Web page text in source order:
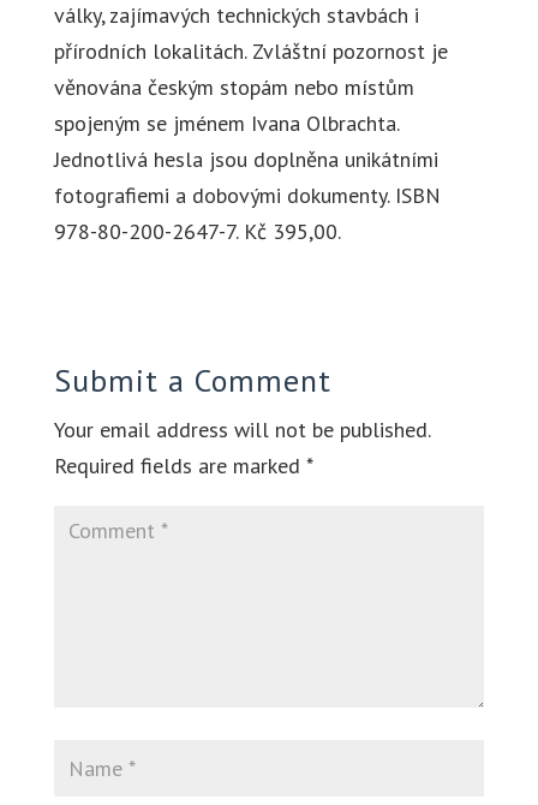
války, zajímavých technických stavbách i
přírodních lokalitách. Zvláštní pozornost je
věnována českým stopám nebo místům
spojeným se jménem Ivana Olbrachta.
Jednotlivá hesla jsou doplněna unikátními
fotografiemi a dobovými dokumenty. ISBN
978-80-200-2647-7. Kč 395,00.
Submit a Comment
Your email address will not be published.
Required fields are marked *